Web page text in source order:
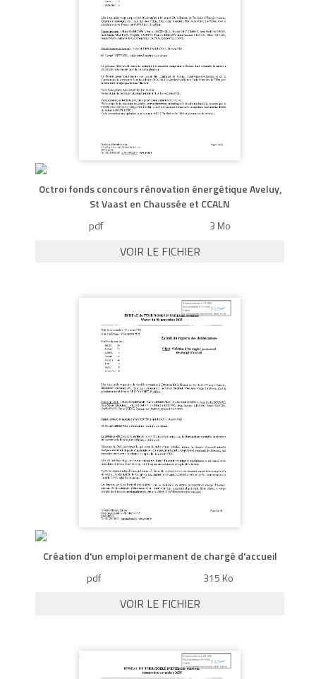
Octroi fonds concours rénovation énergétique Aveluy,
St Vaast en Chaussée et CCALN
pdf
3 Mo
VOIR LE FICHIER
Création d'un emploi permanent de chargé d'accueil
pdf
315 Ko
VOIR LE FICHIER